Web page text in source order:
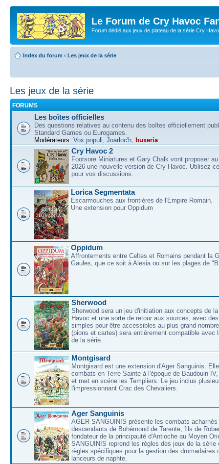
Le Forum de Cry Havoc
Forum dédié aux jeux de plateau de la série Cry
Index du forum ‹ Les jeux de la série
Les jeux de la série
FORUMS
Les boîtes officielles
Des questions relatives au contenu des boîtes officiellement
Standard Games ou Eurogames.
Modérateurs: Vox populi Joarloc'h buxeria
Cry Havoc 2
Footsore Miniatures et Gary Chalk vont proposer
2026 une nouvelle version de Cry Havoc. Utilisez
pour vos discussions.
Lorica Segmentata
Escarmouches aux frontières de l'Empire Romain.
Une extension pour Oppidum
Oppidum
Affrontements entre Celtes et Romains pendant la
Gaules, que ce soit à Alesia ou sur les plages de
Sherwood
Sherwood sera un jeu d'initiation aux concepts de
Havoc et une sorte de retour aux sources, avec
simples pour être accessibles au plus grand
(pions et cartes) sera entièrement compatible avec
de la série.
Montgisard
Montgisard est une extension d'Ager Sanguinis.
combats en Terre Sainte à l'époque de Baudouin
et met en scéne les Templiers. Le jeu inclus
l'impressionnant Crac des Chevaliers.
Ager Sanguinis
AGER SANGUINIS présente les combats acharnés
descendants de Bohémond de Tarente, fils de
fondateur de la principauté d'Antioche au Moyen
SANGUINIS reprend les règles des jeux de la série
règles spécifiques pour la gestion des dromadaires
lanceurs de naphte.